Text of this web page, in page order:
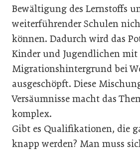
Bewältigung des Lernstoffs
weiterführender Schulen
können. Dadurch wird das
Kinder und Jugendlichen mit
Migrationshintergrund bei
ausgeschöpft. Diese
Versäumnisse macht das
komplex.
Gibt es Qualifikationen, die
knapp werden? Man muss